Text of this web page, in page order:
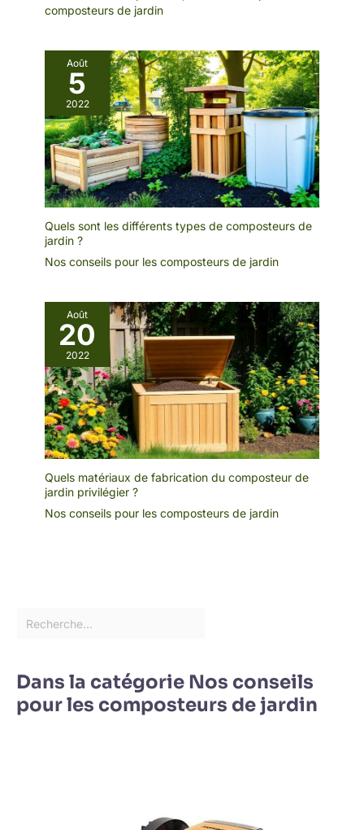
composteurs de jardin
Août
5
2022
Quels sont les différents types de composteurs de
jardin ?
Nos conseils pour les composteurs de jardin
Août
20
2022
Quels matériaux de fabrication du composteur de
jardin privilégier ?
Nos conseils pour les composteurs de jardin
Dans la catégorie Nos conseils
pour les composteurs de jardin